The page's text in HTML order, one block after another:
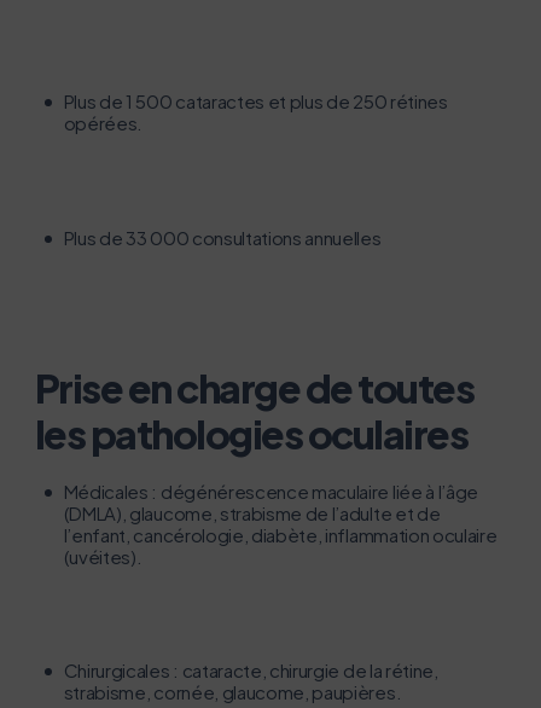
Plus de 1 500 cataractes et plus de 250 rétines
opérées.
Plus de 33 000 consultations annuelles
Prise en charge de toutes
les pathologies oculaires
Médicales : dégénérescence maculaire liée à l’âge
(DMLA), glaucome, strabisme de l’adulte et de
l’enfant, cancérologie, diabète, inflammation oculaire
(uvéites).
Chirurgicales : cataracte, chirurgie de la rétine,
strabisme, cornée, glaucome, paupières.